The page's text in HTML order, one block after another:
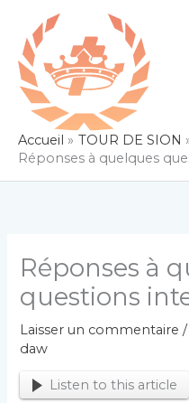
contenu
Accueil
TOUR DE SION
Réponses à quelques
Réponses à
questions
Laisser un commentaire
daw
Listen to this article